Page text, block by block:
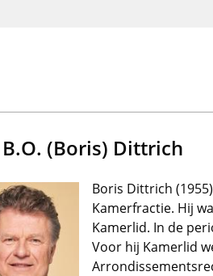
verbergen
(Boris) Dittrich
Boris Dittrich
Kamerfractie. Hij
Kamerlid. In de
Voor hij Kamerlid